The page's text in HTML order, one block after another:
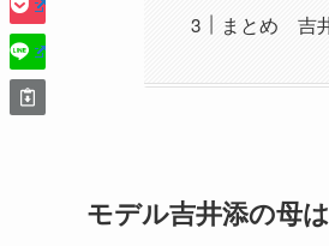
まとめ 吉
モデル吉井添の母